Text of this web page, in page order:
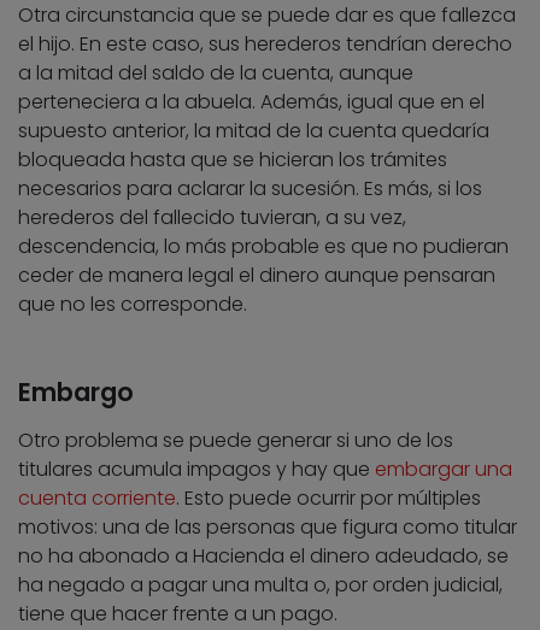
Otra circunstancia que se puede dar es que fallezca
el hijo. En este caso, sus herederos tendrían derecho
a la mitad del saldo de la cuenta, aunque
perteneciera a la abuela. Además, igual que en el
supuesto anterior, la mitad de la cuenta quedaría
bloqueada hasta que se hicieran los trámites
necesarios para aclarar la sucesión. Es más, si los
herederos del fallecido tuvieran, a su vez,
descendencia, lo más probable es que no pudieran
ceder de manera legal el dinero aunque pensaran
que no les corresponde.
Embargo
Otro problema se puede generar si uno de los
titulares acumula impagos y hay que embargar una
cuenta corriente. Esto puede ocurrir por múltiples
motivos: una de las personas que figura como titular
no ha abonado a Hacienda el dinero adeudado, se
ha negado a pagar una multa o, por orden judicial,
tiene que hacer frente a un pago.